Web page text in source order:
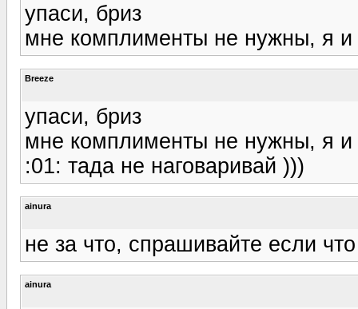
упаси, бриз
мне комплименты не нужны, я
Breeze
упаси, бриз
мне комплименты не нужны, я
:01: тада не наговаривай )))
ainura
не за что, спрашивайте если
ainura